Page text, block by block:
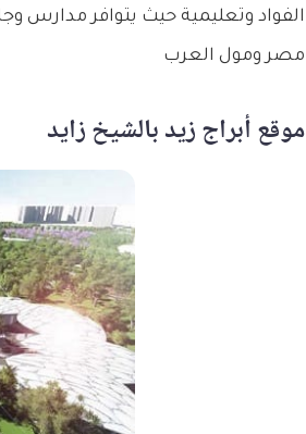
الفواد وتعليمية حيث يتوافر مدارس
مصر ومول العرب
موقع أبراج زيد بالشيخ زايد